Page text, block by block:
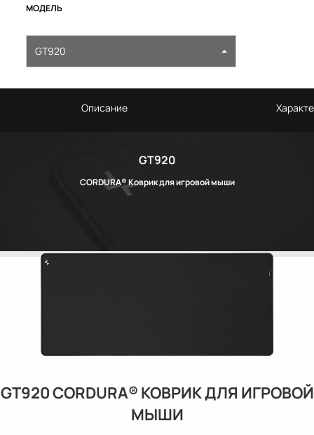
МОДЕЛЬ
GT920
Описание
GT920
CORDURA® Коврик для игровой мыши
GT920 CORDURA® КОВРИК ДЛЯ ИГРОВОЙ
МЫШИ